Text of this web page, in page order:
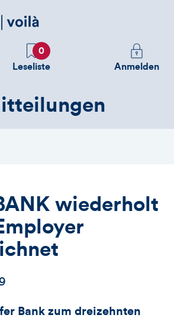
Favoriten
0
Leseliste
Melden
Sie
Anmelden
wiederholt
Bank zum dreizehnten